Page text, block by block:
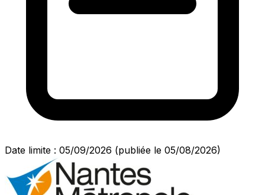
Date limite : 05/09/2026 (publiée le 05/08/2026)